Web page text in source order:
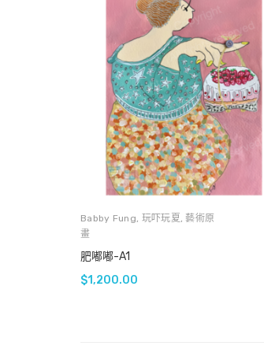
Babby Fung, 玩吓玩夏 , 藝術原
畫
肥嘟嘟-A1
$1,200.00